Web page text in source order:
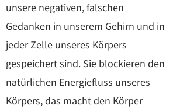
unsere negativen, falschen
Gedanken in unserem Gehirn und in
jeder Zelle unseres Körpers
gespeichert sind. Sie blockieren den
natürlichen Energiefluss unseres
Körpers, das macht den Körper